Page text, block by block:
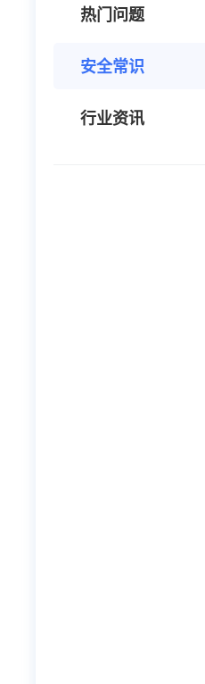
热门问题
安全常识
行业资讯